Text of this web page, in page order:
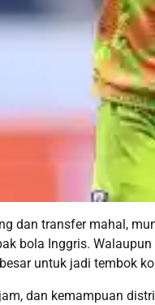
dan transfer mahal,
bola Inggris.
untuk jadi tembok
dan kemampuan